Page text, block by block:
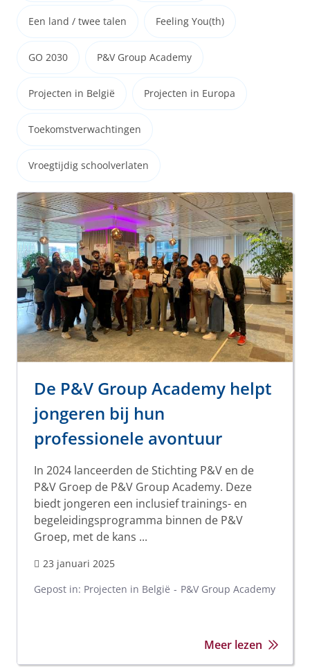
Een land / twee talen Feeling You(th)
GO 2030 P&V Group Academy
Projecten in België Projecten in Europa
Toekomstverwachtingen
Vroegtijdig schoolverlaten
De P&V Group Academy helpt
jongeren bij hun
professionele avontuur
In 2024 lanceerden de Stichting P&V en de
P&V Groep de P&V Group Academy. Deze
biedt jongeren een inclusief trainings- en
begeleidingsprogramma binnen de P&V
Groep, met de kans ...
23 januari 2025
Gepost in: Projecten in België P&V Group Academy
Meer lezen